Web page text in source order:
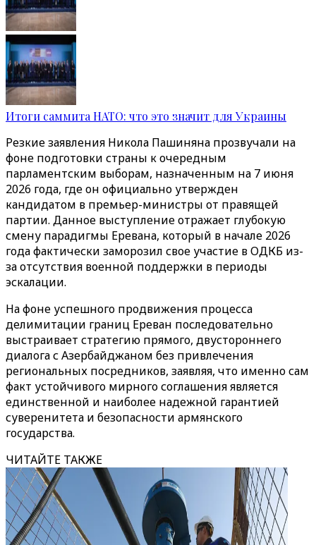
Итоги саммита НАТО: что это значит для Украины
Резкие заявления Никола Пашиняна прозвучали на
фоне подготовки страны к очередным
парламентским выборам, назначенным на 7 июня
2026 года, где он официально утвержден
кандидатом в премьер-министры от правящей
партии. Данное выступление отражает глубокую
смену парадигмы Еревана, который в начале 2026
года фактически заморозил свое участие в ОДКБ из-
за отсутствия военной поддержки в периоды
эскалации.
На фоне успешного продвижения процесса
делимитации границ Ереван последовательно
выстраивает стратегию прямого, двустороннего
диалога с Азербайджаном без привлечения
региональных посредников, заявляя, что именно сам
факт устойчивого мирного соглашения является
единственной и наиболее надежной гарантией
суверенитета и безопасности армянского
государства.
ЧИТАЙТЕ ТАКЖЕ